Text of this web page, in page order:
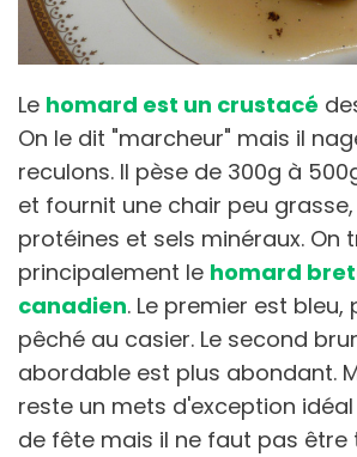
Le homard est un crustacé
On le dit "marcheur" mais il
reculons. Il pèse de 300g à
et fournit une chair peu
protéines et sels minéraux. On
principalement le homard
canadien. Le premier est bleu,
pêché au casier. Le second
abordable est plus abondant.
reste un mets d'exception
de fête mais il ne faut pas être